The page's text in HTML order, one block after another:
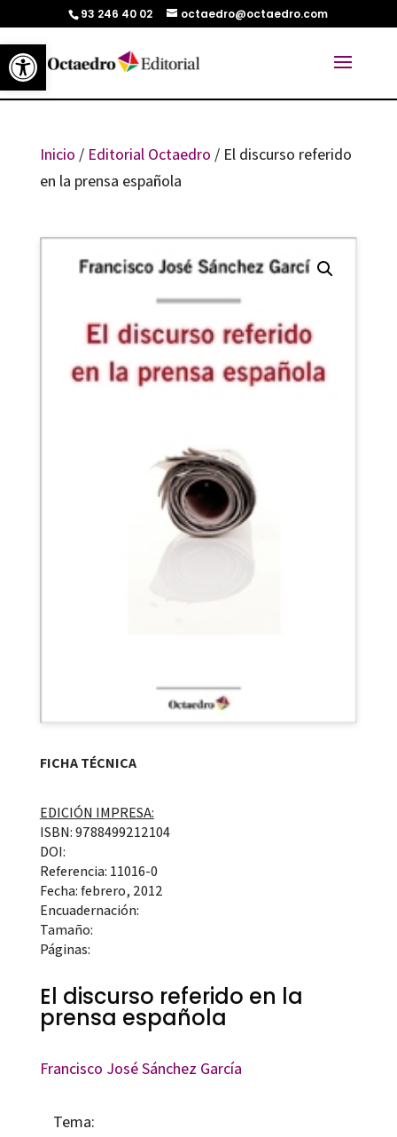
Abrir barra de herramientas
93 246 40 02 octaedro@octaedro.com
Inicio / Editorial Octaedro / El discurso referido
en la prensa española
FICHA TÉCNICA
EDICIÓN IMPRESA:
ISBN: 9788499212104
DOI:
Referencia: 11016-0
Fecha: febrero, 2012
Encuadernación:
Tamaño:
Páginas:
El discurso referido en la
prensa española
Francisco José Sánchez García
Tema: